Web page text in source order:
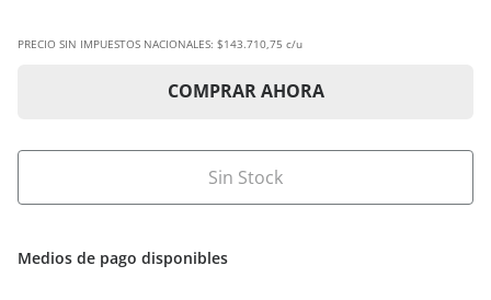
PRECIO SIN IMPUESTOS NACIONALES: $143.710,75 c/u
COMPRAR AHORA
Sin Stock
Medios de pago disponibles